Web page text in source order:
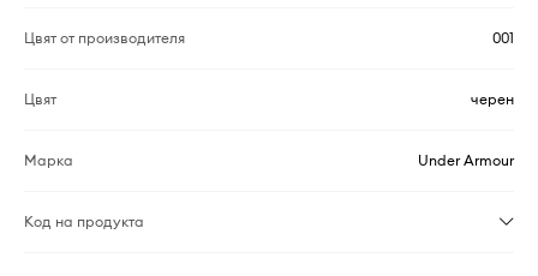
Цвят от производителя 001
Цвят черен
Марка Under Armour
Код на продукта